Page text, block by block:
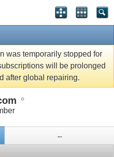
was temporarily stopped for
will be prolonged
after global repairing.
...